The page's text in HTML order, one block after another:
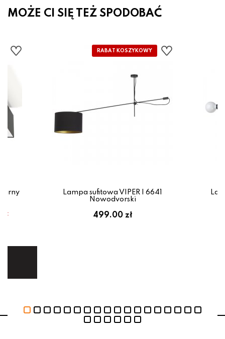
MOŻE CI SIĘ TEŻ SPODOBAĆ
Lampa sufitowa VIPER I 6641
Nowodvorski
499.00 zł